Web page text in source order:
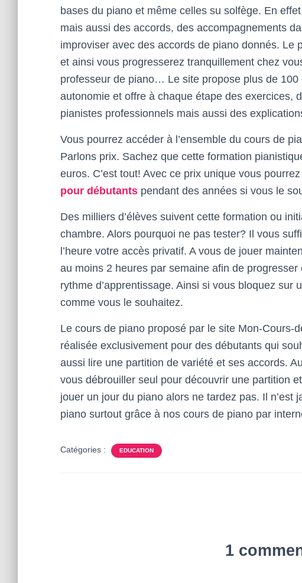
bases du piano et même celles su solfège. En
mais aussi des accords, des accompagnements
improviser avec des accords de piano donnés. Le
et ainsi vous progresserez tranquillement chez
professeur de piano… Le site propose plus de
autonomie et offre à chaque étape des exercices,
pianistes professionnels mais aussi des
Vous pourrez accéder à l’ensemble du cours de
Parlons prix. Sachez que cette formation
euros. C’est tout! Avec ce prix unique vous
pour débutants pendant des années si vous le
Des milliers d’élèves suivent cette formation ou
chambre. Alors pourquoi ne pas tester? Il vous
l’heure votre accès privatif. A vous de jouer
au moins 2 heures par semaine afin de
rythme d’apprentissage. Ainsi si vous bloquez
comme vous le souhaitez.
Le cours de piano proposé par le site Mon-Cours-
réalisée exclusivement pour des débutants qui
aussi lire une partition de variété et ses accords.
vous débrouiller seul pour découvrir une partition
jouer un jour du piano alors ne tardez pas. Il n’est
piano surtout grâce à nos cours de piano par
Catégories : EDUCATION
1